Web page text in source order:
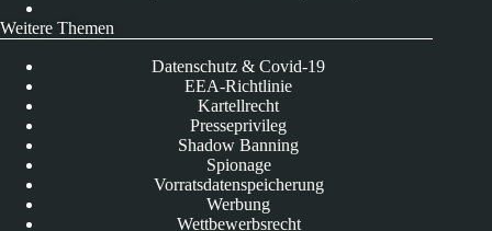
Weitere Themen
Datenschutz & Covid-19
EEA-Richtlinie
Kartellrecht
Presseprivileg
Shadow Banning
Spionage
Vorratsdatenspeicherung
Werbung
Wettbewerbsrecht